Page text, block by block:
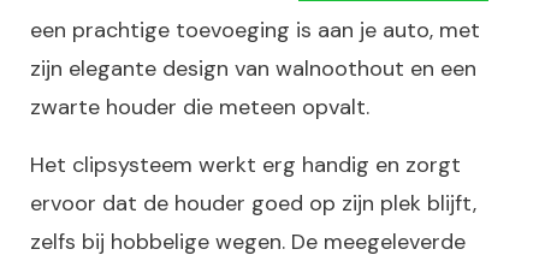
een prachtige toevoeging is aan je auto, met
zijn elegante design van walnoothout en een
zwarte houder die meteen opvalt.
Het clipsysteem werkt erg handig en zorgt
ervoor dat de houder goed op zijn plek blijft,
zelfs bij hobbelige wegen. De meegeleverde